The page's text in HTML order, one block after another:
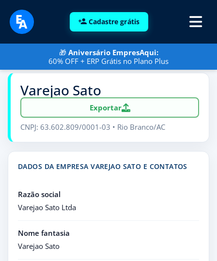
Cadastre grátis
🎁 Aniversário EmpresAqui:
60% OFF + ERP Grátis no Plano Plus
Varejao Sato
Exportar
CNPJ: 63.602.809/0001-03 • Rio Branco/AC
DADOS DA EMPRESA VAREJAO SATO E CONTATOS
Razão social
Varejao Sato Ltda
Nome fantasia
Varejao Sato